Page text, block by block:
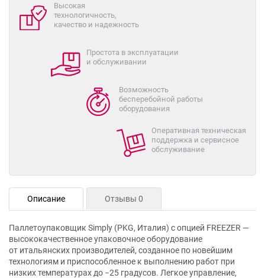
Высокая
технологичность,
качество и надежность
Простота в эксплуатации
и обслуживании
Возможность
бесперебойной работы
оборудования
Оперативная техническая
поддержка и сервисное
обслуживание
Описание Отзывы 0
Паллетоупаковщик Simply (PKG, Италия) с опцией FREEZER —
высококачественное упаковочное оборудование
от итальянских производителей, созданное по новейшим
технологиям и приспособленное к выполнению работ при
низких температурах до −25 градусов. Легкое управление,